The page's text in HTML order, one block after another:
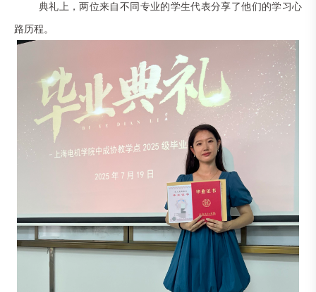
典礼上，两位来自不同专业的学生代表分享了他们的学习心
路历程。